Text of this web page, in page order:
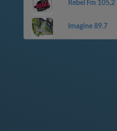
Rebel Fm 105,2
Imagine 89.7